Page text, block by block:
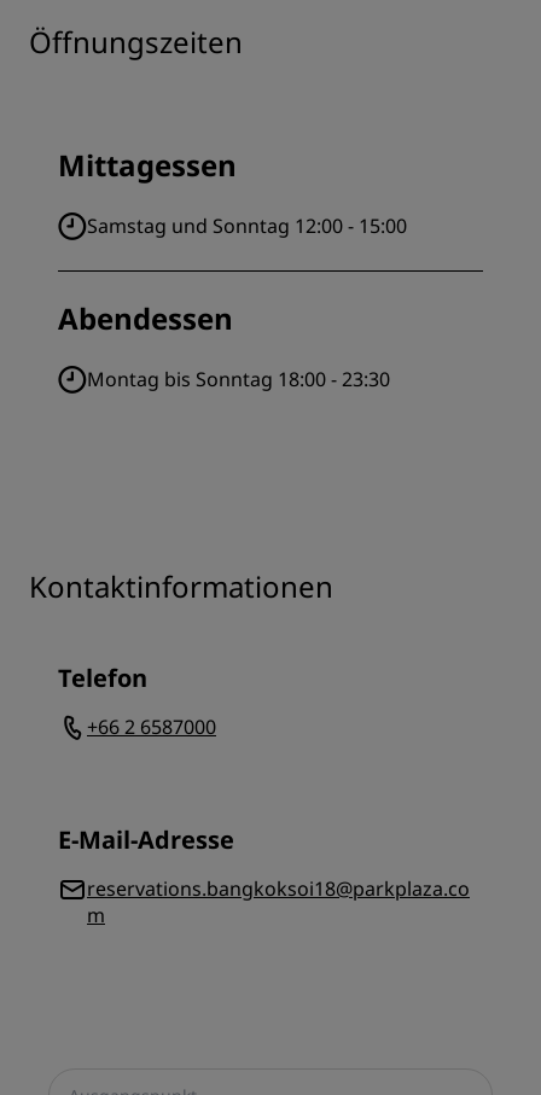
Öffnungszeiten
Mittagessen
Samstag und Sonntag 12:00 - 15:00
Abendessen
Montag bis Sonntag 18:00 - 23:30
Kontaktinformationen
Telefon
+66 2 6587000
E-Mail-Adresse
reservations.bangkoksoi18@parkplaza.co
m